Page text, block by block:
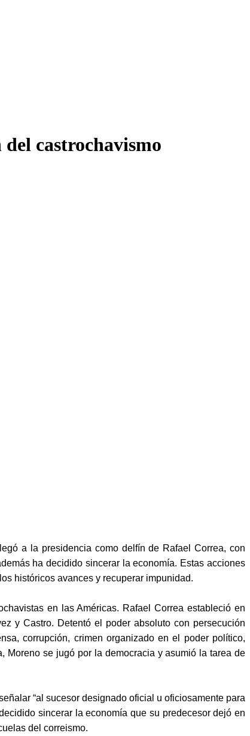
castrochavismo
a la presidencia como delfín de Rafael Correa, con
ha decidido sincerar la economía. Estas acciones
históricos avances y recuperar impunidad.
en las Américas. Rafael Correa estableció en
y Castro. Detentó el poder absoluto con persecución
corrupción, crimen organizado en el poder político,
Moreno se jugó por la democracia y asumió la tarea de
“al sucesor designado oficial u oficiosamente para
sincerar la economía que su predecesor dejó en
del correismo.